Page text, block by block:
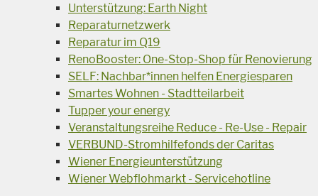
Unterstützung: Earth Night
Reparaturnetzwerk
Reparatur im Q19
RenoBooster: One-Stop-Shop für Renovierung
SELF: Nachbar*innen helfen Energiesparen
Smartes Wohnen - Stadtteilarbeit
Tupper your energy
Veranstaltungsreihe Reduce - Re-Use - Repair
VERBUND-Stromhilfefonds der Caritas
Wiener Energieunterstützung
Wiener Webflohmarkt - Servicehotline